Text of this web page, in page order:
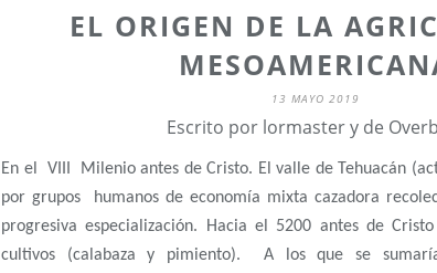
EL ORIGEN DE LA
13 MAYO 2019
Escrito por lormaster y de
En el VIII Milenio antes de Cristo. El valle de Tehuacán
por grupos humanos de economía mixta cazadora
progresiva especialización. Hacia el 5200 antes de
cultivos (calabaza y pimiento). A los que se